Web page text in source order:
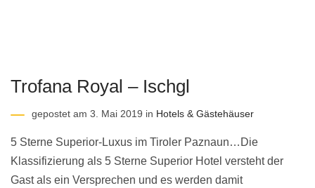
Trofana Royal – Ischgl
gepostet am 3. Mai 2019 in Hotels & Gästehäuser
5 Sterne Superior-Luxus im Tiroler Paznaun…Die
Klassifizierung als 5 Sterne Superior Hotel versteht der
Gast als ein Versprechen und es werden damit